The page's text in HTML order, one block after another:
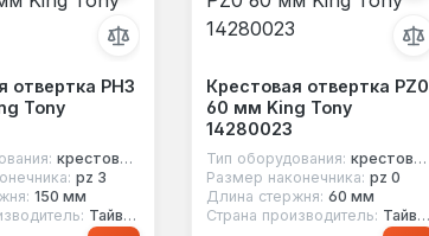
отвертка PH3
Tony
крестовая отвертка
pz 3
150 мм
Тайвань
Крестовая отвертка PZ0
60 мм King Tony
14280023
Тип оборудования: крестовая отвертка
Размер наконечника: pz 0
Длина стержня: 60 мм
Страна производитель: Тайвань